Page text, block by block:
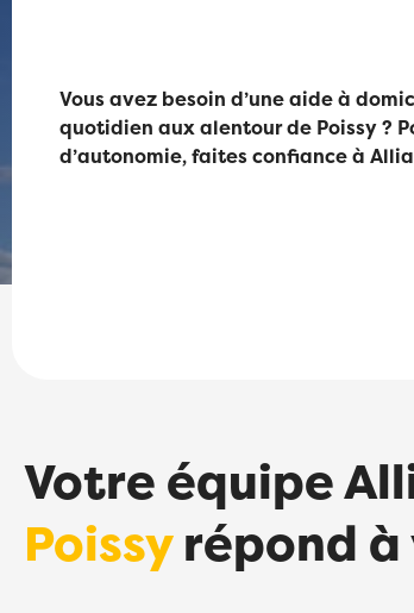
Vous avez besoin d’une aide à
quotidien aux alentour de Poissy ?
d’autonomie, faites confiance à
Votre équipe
Poissyrépond à